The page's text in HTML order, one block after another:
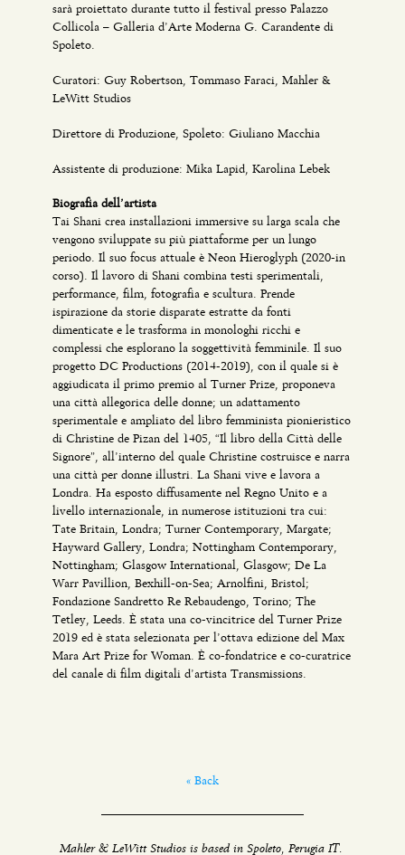
sarà proiettato durante tutto il festival presso Palazzo
Collicola – Galleria d’Arte Moderna G. Carandente di
Spoleto.
Curatori: Guy Robertson, Tommaso Faraci, Mahler &
LeWitt Studios
Direttore di Produzione, Spoleto: Giuliano Macchia
Assistente di produzione: Mika Lapid, Karolina Lebek
Biografia dell’artista
Tai Shani crea installazioni immersive su larga scala che
vengono sviluppate su più piattaforme per un lungo
periodo. Il suo focus attuale è Neon Hieroglyph (2020-in
corso). Il lavoro di Shani combina testi sperimentali,
performance, film, fotografia e scultura. Prende
ispirazione da storie disparate estratte da fonti
dimenticate e le trasforma in monologhi ricchi e
complessi che esplorano la soggettività femminile. Il suo
progetto DC Productions (2014-2019), con il quale si è
aggiudicata il primo premio al Turner Prize, proponeva
una città allegorica delle donne; un adattamento
sperimentale e ampliato del libro femminista pionieristico
di Christine de Pizan del 1405, “Il libro della Città delle
Signore”, all’interno del quale Christine costruisce e narra
una città per donne illustri. La Shani vive e lavora a
Londra. Ha esposto diffusamente nel Regno Unito e a
livello internazionale, in numerose istituzioni tra cui:
Tate Britain, Londra; Turner Contemporary, Margate;
Hayward Gallery, Londra; Nottingham Contemporary,
Nottingham; Glasgow International, Glasgow; De La
Warr Pavillion, Bexhill-on-Sea; Arnolfini, Bristol;
Fondazione Sandretto Re Rebaudengo, Torino; The
Tetley, Leeds. È stata una co-vincitrice del Turner Prize
2019 ed è stata selezionata per l’ottava edizione del Max
Mara Art Prize for Woman. È co-fondatrice e co-curatrice
del canale di film digitali d’artista Transmissions.
« Back
Mahler & LeWitt Studios is based in Spoleto, Perugia IT.